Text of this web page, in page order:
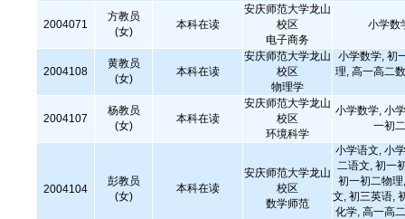
2004071
方教员
(女)
本科在读
安庆师范大学龙山
校区
电子商务
小学数
2004108
黄教员
(女)
本科在读
安庆师范大学龙山
校区
物理学
小学数学, 初
理, 高一高二
2004107
杨教员
(女)
本科在读
安庆师范大学龙山
校区
环境科学
小学数学, 小
一初
2004104
彭教员
(女)
本科在读
安庆师范大学龙山
校区
数学师范
小学语文, 小
二语文, 初一
初一初二物
文, 初三英语,
化学, 高一高